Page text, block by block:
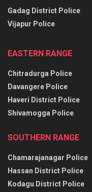
Gadag District Police
Vijapur Police
EASTERN RANGE
Chitradurga Police
Davangere Police
Haveri District Police
Shivamogga Police
SOUTHERN RANGE
Chamarajanagar Police
Hassan District Police
Kodagu District Police